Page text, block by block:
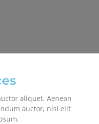
aliquet. Aenean
auctor, nisi elit